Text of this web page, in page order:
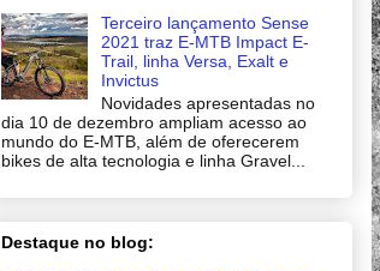
Terceiro lançamento Sense
2021 traz E-MTB Impact E-
Trail, linha Versa, Exalt e
Invictus
Novidades apresentadas no
dia 10 de dezembro ampliam acesso ao
mundo do E-MTB, além de oferecerem
bikes de alta tecnologia e linha Gravel...
Destaque no blog: